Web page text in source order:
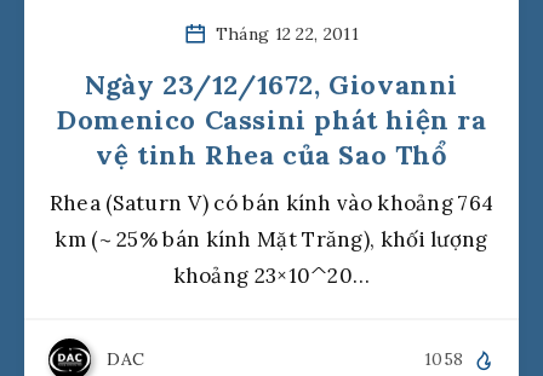
Tháng 12 22, 2011
Ngày 23/12/1672, Giovanni
Domenico Cassini phát hiện ra
vệ tinh Rhea của Sao Thổ
Rhea (Saturn V) có bán kính vào khoảng 764
km (~ 25% bán kính Mặt Trăng), khối lượng
khoảng 23×10^20…
DAC 1058